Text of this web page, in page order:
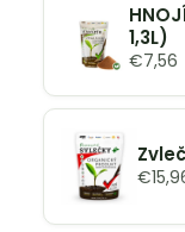
1,3L)
€7,56
€